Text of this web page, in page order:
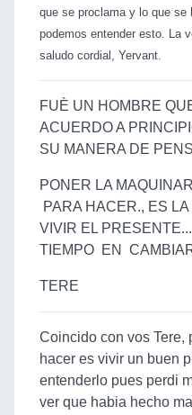
que se proclama y lo que se
podemos entender esto. La
saludo cordial, Yervant.
FUÈ UN HOMBRE
ACUERDO A
SU MANERA DE
PONER LA
PARA HACER., ES
VIVIR EL
TIEMPO EN
TERE
Coincido con vos Tere,
hacer es vivir un buen
entenderlo pues perdi
ver que habia hecho